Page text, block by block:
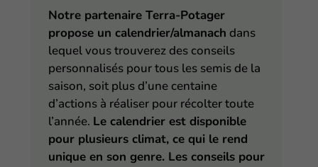
Notre partenaire Terra-Potager
propose un calendrier/almanach dans
lequel vous trouverez des conseils
personnalisés pour tous les semis de la
saison, soit plus d’une centaine
d’actions à réaliser pour récolter toute
l’année. Le calendrier est disponible
pour plusieurs climat, ce qui le rend
unique en son genre. Les conseils pour